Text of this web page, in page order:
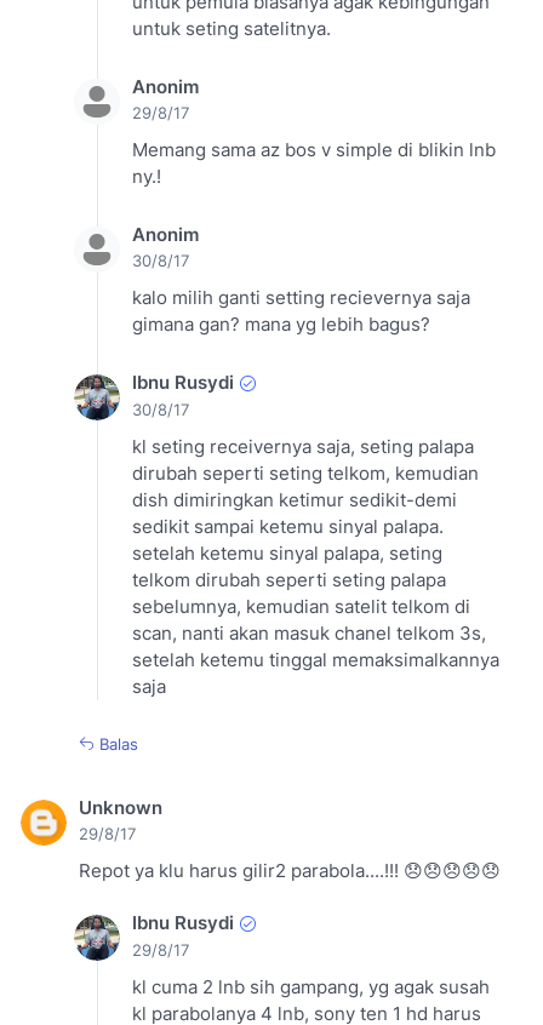
untuk seting satelitnya.
Anonim
29/8/17
Memang sama az bos v simple di blikin lnb
ny.!
Anonim
30/8/17
kalo milih ganti setting recievernya saja
gimana gan? mana yg lebih bagus?
Ibnu Rusydi
30/8/17
kl seting receivernya saja, seting palapa
dirubah seperti seting telkom, kemudian
dish dimiringkan ketimur sedikit-demi
sedikit sampai ketemu sinyal palapa.
setelah ketemu sinyal palapa, seting
telkom dirubah seperti seting palapa
sebelumnya, kemudian satelit telkom di
scan, nanti akan masuk chanel telkom 3s,
setelah ketemu tinggal memaksimalkannya
saja
Balas
Unknown
29/8/17
Repot ya klu harus gilir2 parabola....!!! 😞😞😞😞😞
Ibnu Rusydi
29/8/17
kl cuma 2 lnb sih gampang, yg agak susah
kl parabolanya 4 lnb, sony ten 1 hd harus